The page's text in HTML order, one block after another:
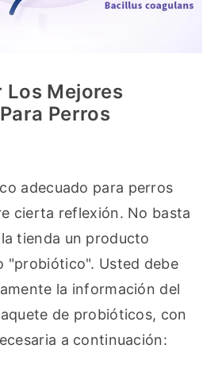
Los Mejores
Perros
adecuado para perros
cierta reflexión. No basta
tienda un producto
"probiótico". Usted debe
la información del
de probióticos, con
a continuación: